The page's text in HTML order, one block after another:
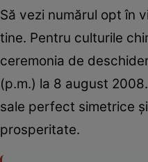
Să vezi numărul opt în
tine. Pentru culturile
ceremonia de
(p.m.) la 8 august
sale perfect simetrice
prosperitate.